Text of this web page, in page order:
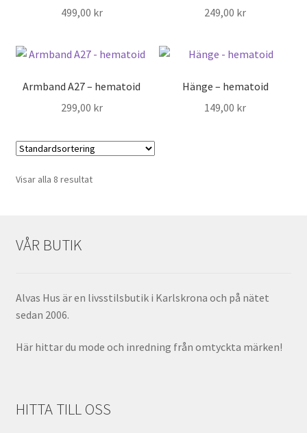
499,00 kr
249,00 kr
Armband A27 – hematoid
299,00 kr
Hänge – hematoid
149,00 kr
Visar alla 8 resultat
VÅR BUTIK
Alvas Hus är en livsstilsbutik i Karlskrona och på nätet
sedan 2006.
Här hittar du mode och inredning från omtyckta märken!
HITTA TILL OSS